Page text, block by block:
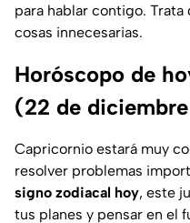
para hablar contigo.
cosas innecesarias.
Horóscopo de
(22 de
Capricornio estará muy
resolver problemas
signo zodiacal hoy, este
tus planes y pensar en el